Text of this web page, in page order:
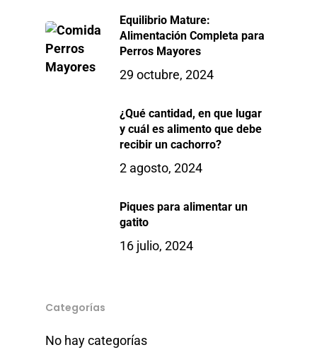
Equilibrio Mature:
Alimentación Completa para
Perros Mayores
29 octubre, 2024
¿Qué cantidad, en que lugar
y cuál es alimento que debe
recibir un cachorro?
2 agosto, 2024
Piques para alimentar un
gatito
16 julio, 2024
Categorías
No hay categorías